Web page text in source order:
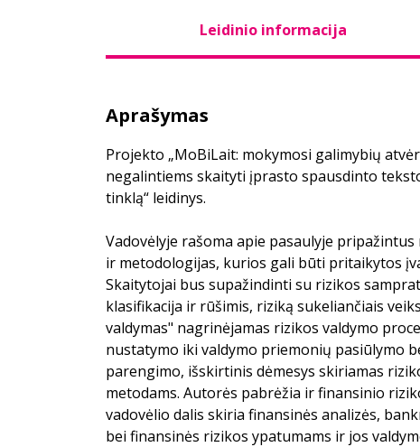
Leidinio informacija
Aprašymas
Projekto „MoBiLait: mokymosi galimybių
negalintiems skaityti įprasto spausdinto
tinklą“ leidinys.
Vadovėlyje rašoma apie pasaulyje
ir metodologijas, kurios gali būti pritaikytos
Skaitytojai bus supažindinti su rizikos
klasifikacija ir rūšimis, riziką sukeliančiais
valdymas" nagrinėjamas rizikos valdymo
nustatymo iki valdymo priemonių pasiūlymo
parengimo, išskirtinis dėmesys skiriamas
metodams. Autorės pabrėžia ir finansinio
vadovėlio dalis skiria finansinės analizės,
bei finansinės rizikos ypatumams ir jos